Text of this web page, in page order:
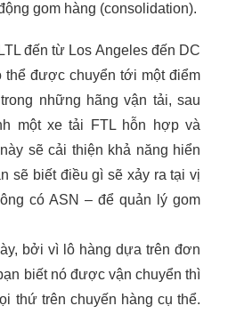
gom hàng (consolidation).
đến từ Los Angeles đến DC
thể được chuyển tới một điểm
những hãng vận tải, sau
một xe tải FTL hỗn hợp và
sẽ cải thiện khả năng hiển
sẽ biết điều gì sẽ xảy ra tại vị
có ASN – để quản lý gom
bởi vì lô hàng dựa trên đơn
biết nó được vận chuyển thì
thứ trên chuyến hàng cụ thể.